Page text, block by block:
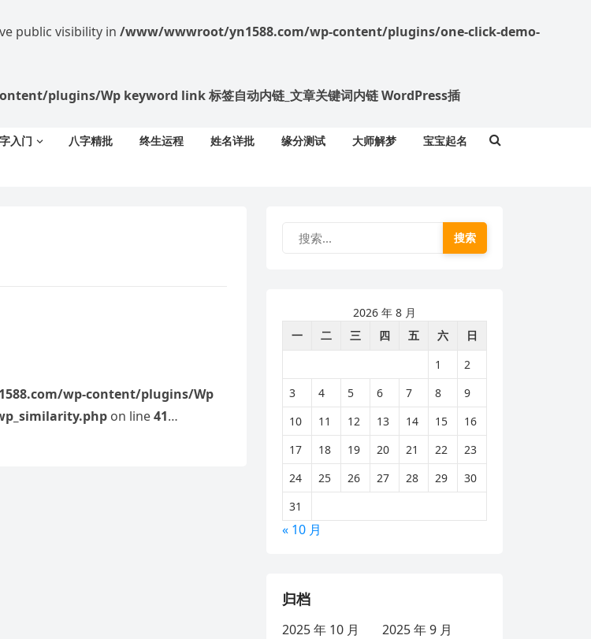
public visibility in /www/wwwroot/yn1588.com/wp-content/plugins/one-click-demo-
plugins/Wp keyword link 标签自动内链_文章关键词内链 WordPress插
入门 八字精批 终生运程 姓名详批 缘分测试 大师解梦 宝宝起名
wp-content/plugins/Wp
on line41
搜索
2026 年 8 月
一
二 三 四 五 六
日
1
2
3
4 5 6 7 8
9
10
11 12 13 14 15
16
17
18 19 20 21 22
23
24
25 26 27 28 29
30
31
« 10 月
归档
2025 年 10 月
2025 年 9 月